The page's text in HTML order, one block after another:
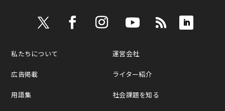
私たちについて
広告掲載
用語集
運営会社
ライター紹介
社会課題を知る